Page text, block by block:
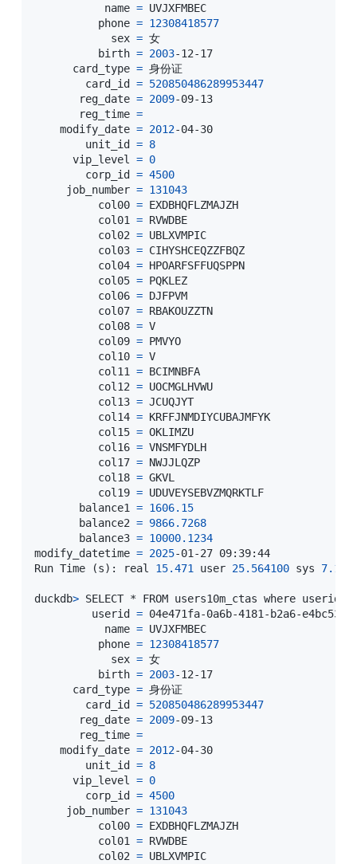
           name
= UVJXFMBEC
          phone
= 12308418577
            sex
= 女
          birth
= 2003-12-17
      card_type
= 身份证
        card_id
= 520850486289953447
       reg_date
= 2009-09-13
       reg_time
=
    modify_date
= 2012-04-30
        unit_id
= 8
      vip_level
= 0
        corp_id
= 4500
     job_number
= 131043
          col00
= EXDBHQFLZMAJZH
          col01
= RVWDBE
          col02
= UBLXVMPIC
          col03
= CIHYSHCEQZZFBQZ
          col04
= HPOARFSFFUQSPPN
          col05
= PQKLEZ
          col06
= DJFPVM
          col07
= RBAKOUZZTN
          col08
= V
          col09
= PMVYO
          col10
= V
          col11
= BCIMNBFA
          col12
= UOCMGLHVWU
          col13
= JCUQJYT
          col14
= KRFFJNMDIYCUBAJMFYK
          col15
= OKLIMZU
          col16
= VNSMFYDLH
          col17
= NWJJLQZP
          col18
= GKVL
          col19
= UDUVEYSEBVZMQRKTLF
       balance1
= 1606.15
       balance2
= 9866.7268
       balance3
= 10000.1234
modify_datetime = 2025-01-27 09:39:44
Run Time
(s) : real 15.471 user 25.564100 sys
duckdb> SELECT * FROM users10m_ctas where userid
         userid
= 04e471fa-0a6b-4181-b2a6-
           name
= UVJXFMBEC
          phone
= 12308418577
            sex
= 女
          birth
= 2003-12-17
      card_type
= 身份证
        card_id
= 520850486289953447
       reg_date
= 2009-09-13
       reg_time
=
    modify_date
= 2012-04-30
        unit_id
= 8
      vip_level
= 0
        corp_id
= 4500
     job_number
= 131043
          col00
= EXDBHQFLZMAJZH
          col01
= RVWDBE
          col02
= UBLXVMPIC